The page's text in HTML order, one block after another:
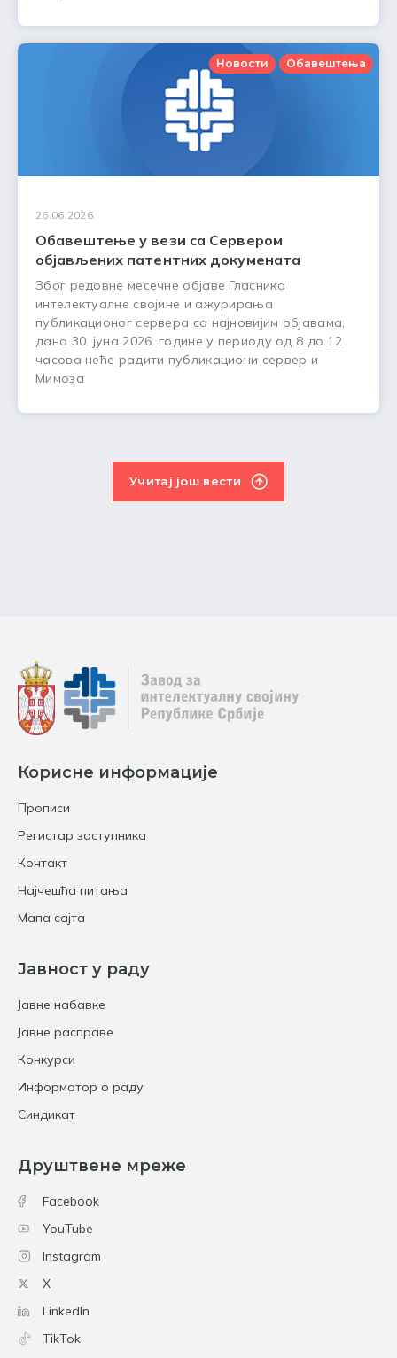
Новости Обавештења
26.06.2026.
Обавештење у вези са Сервером
објављених патентних докумената
Због редовне месечне објаве Гласника
интелектуалне својине и ажурирања
публикационог сервера са најновијим објавама,
дана 30. јуна 2026. године у периоду од 8 до 12
часова неће радити публикациони сервер и
Мимоза
Учитај још вести
Корисне информације
Прописи
Регистар заступника
Контакт
Најчешћа питања
Мапа сајта
Јавност у раду
Јавне набавке
Јавне расправе
Конкурси
Информатор о раду
Синдикат
Друштвене мреже
Facebook
YouTube
Instagram
X
LinkedIn
TikTok